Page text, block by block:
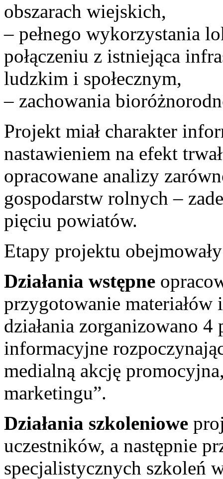
obszarach wiejskich,
– pełnego wykorzystania
połączeniu z istniejąca
ludzkim i społecznym,
– zachowania
Projekt miał charakter
nastawieniem na efekt
opracowane analizy
gospodarstw rolnych –
pięciu powiatów.
Etapy projektu
Działania wstępne
przygotowanie
działania zorganizowano
informacyjne
medialną akcję
marketingu”.
Działania szkoleniowe
uczestników, a następnie
specjalistycznych szkoleń